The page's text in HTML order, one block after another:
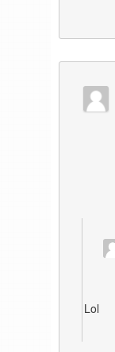
Lol